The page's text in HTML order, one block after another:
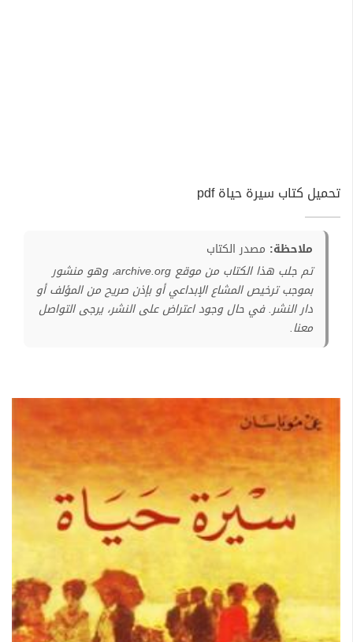
تحميل كتاب سيرة حياة pdf
ملاحظة: مصدر الكتاب
تم جلب هذا الكتاب من موقع archive.org، وهو منشور
بموجب ترخيص المشاع الإبداعي أو بإذن صريح من المؤلف أو
دار النشر. في حال وجود اعتراض على النشر، يرجى التواصل
معنا.